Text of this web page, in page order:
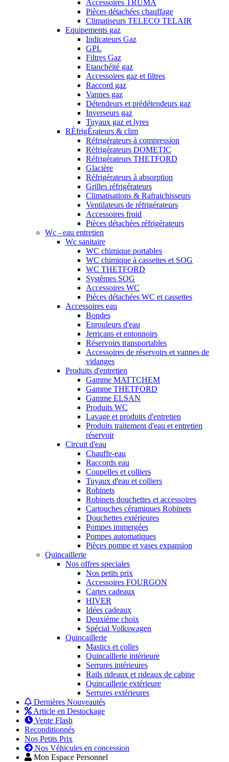
Accessoires TRUMA
Pièces détachées chauffage
Climatiseurs TELECO TELAIR
Equipements gaz
Indicateurs Gaz
GPL
Filtres Gaz
Etanchéité gaz
Accessoires gaz et filtres
Raccord gaz
Vannes gaz
Détendeurs et prédétendeurs gaz
Inverseurs gaz
Tuyaux gaz et lyres
RÉfrigÉrateurs & clim
Réfrigérateurs à compression
Réfrigérateurs DOMETIC
Réfrigérateurs THETFORD
Glacière
Réfrigérateurs à absorption
Grilles réfrigérateurs
Climatisations & Rafraichisseurs
Ventilateurs de réfrigérateurs
Accessoires froid
Pièces détachées réfrigérateurs
Wc - eau entretien
Wc sanitaire
WC chimique portables
WC chimique à cassettes et SOG
WC THETFORD
Systèmes SOG
Accessoires WC
Piéces détachées WC et cassettes
Accessoires eau
Bondes
Enrouleurs d'eau
Jerricans et entonnoirs
Réservoirs transportables
Accessoires de réservoirs et vannes de
vidanges
Produits d'entretien
Gamme MATTCHEM
Gamme THETFORD
Gamme ELSAN
Produits WC
Lavage et produits d'entretien
Produits traitement d'eau et entretien
réservoir
Circuit d'eau
Chauffe-eau
Raccords eau
Coupelles et colliers
Tuyaux d'eau et colliers
Robinets
Robinets douchettes et accessoires
Cartouches céramiques Robinets
Douchettes extérieures
Pompes immergées
Pompes automatiques
Pièces pompe et vases expansion
Quincaillerie
Nos offres speciales
Nos petits prix
Accessoires FOURGON
Cartes cadeaux
HIVER
Idées cadeaux
Deuxième choix
Spécial Volkswagen
Quincaillerie
Mastics et colles
Quincaillerie intérieure
Serrures intérieures
Rails rideaux et rideaux de cabine
Quincaillerie extérieure
Serrures extérieures
Dernières Nouveautés
Article en Destockage
Vente Flash
Reconditionnés
Nos Petits Prix
Nos Véhicules en concession
Mon Espace Personnel